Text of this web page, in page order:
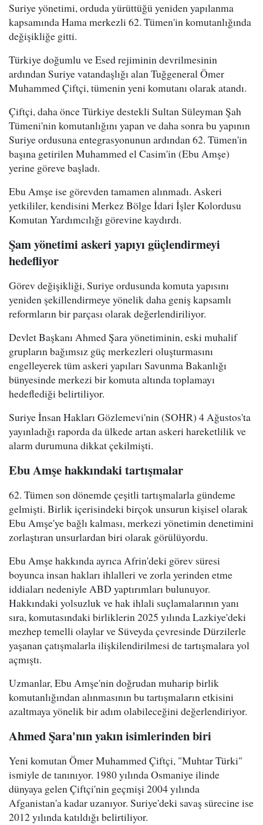
Suriye yönetimi, orduda yürüttüğü yeniden yapılanma
kapsamında Hama merkezli 62. Tümen'in komutanlığında
değişikliğe gitti.
Türkiye doğumlu ve Esed rejiminin devrilmesinin
ardından Suriye vatandaşlığı alan Tuğgeneral Ömer
Muhammed Çiftçi, tümenin yeni komutanı olarak atandı.
Çiftçi, daha önce Türkiye destekli Sultan Süleyman Şah
Tümeni'nin komutanlığını yapan ve daha sonra bu yapının
Suriye ordusuna entegrasyonunun ardından 62. Tümen'in
başına getirilen Muhammed el Casim'in (Ebu Amşe)
yerine göreve başladı.
Ebu Amşe ise görevden tamamen alınmadı. Askeri
yetkililer, kendisini Merkez Bölge İdari İşler Kolordusu
Komutan Yardımcılığı görevine kaydırdı.
Şam yönetimi askeri yapıyı güçlendirmeyi
hedefliyor
Görev değişikliği, Suriye ordusunda komuta yapısını
yeniden şekillendirmeye yönelik daha geniş kapsamlı
reformların bir parçası olarak değerlendiriliyor.
Devlet Başkanı Ahmed Şara yönetiminin, eski muhalif
grupların bağımsız güç merkezleri oluşturmasını
engelleyerek tüm askeri yapıları Savunma Bakanlığı
bünyesinde merkezi bir komuta altında toplamayı
hedeflediği belirtiliyor.
Suriye İnsan Hakları Gözlemevi'nin (SOHR) 4 Ağustos'ta
yayınladığı raporda da ülkede artan askeri hareketlilik ve
alarm durumuna dikkat çekilmişti.
Ebu Amşe hakkındaki tartışmalar
62. Tümen son dönemde çeşitli tartışmalarla gündeme
gelmişti. Birlik içerisindeki birçok unsurun kişisel olarak
Ebu Amşe'ye bağlı kalması, merkezi yönetimin denetimini
zorlaştıran unsurlardan biri olarak görülüyordu.
Ebu Amşe hakkında ayrıca Afrin'deki görev süresi
boyunca insan hakları ihlalleri ve zorla yerinden etme
iddiaları nedeniyle ABD yaptırımları bulunuyor.
Hakkındaki yolsuzluk ve hak ihlali suçlamalarının yanı
sıra, komutasındaki birliklerin 2025 yılında Lazkiye'deki
mezhep temelli olaylar ve Süveyda çevresinde Dürzilerle
yaşanan çatışmalarla ilişkilendirilmesi de tartışmalara yol
açmıştı.
Uzmanlar, Ebu Amşe'nin doğrudan muharip birlik
komutanlığından alınmasının bu tartışmaların etkisini
azaltmaya yönelik bir adım olabileceğini değerlendiriyor.
Ahmed Şara'nın yakın isimlerinden biri
Yeni komutan Ömer Muhammed Çiftçi, "Muhtar Türki"
ismiyle de tanınıyor. 1980 yılında Osmaniye ilinde
dünyaya gelen Çiftçi'nin geçmişi 2004 yılında
Afganistan'a kadar uzanıyor. Suriye'deki savaş sürecine ise
2012 yılında katıldığı belirtiliyor.